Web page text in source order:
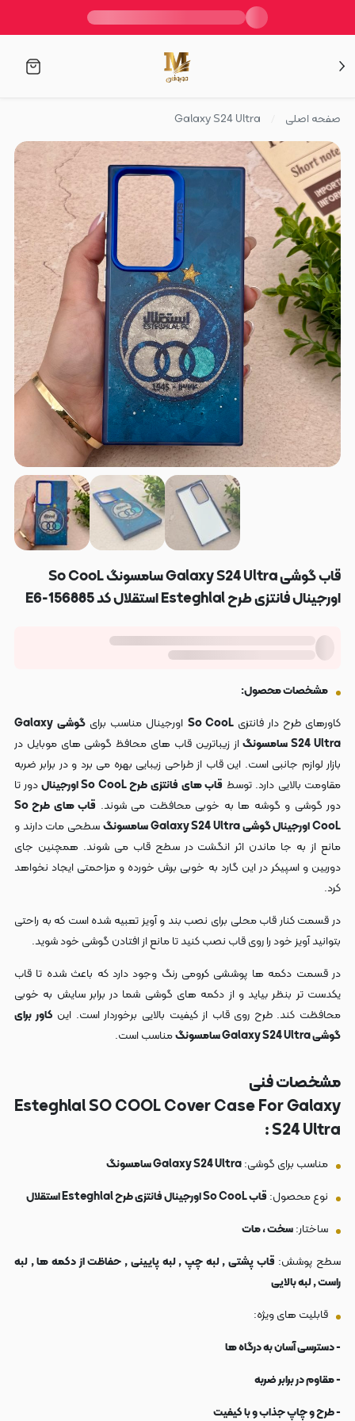
صفحه اصلی Galaxy S24 Ultra
قاب گوشی Galaxy S24 Ultra سامسونگ So CooL
اورجینال فانتزی طرح Esteghlal استقلال کد E6-156885
مشخصات محصول:
کاورهای طرح دار فانتزیSo CooL اورجینال مناسب برای گوشی Galaxy
S24 Ultra سامسونگ
از زیباترین قاب های محافظ گوشی های موبایل در
بازار لوازم جانبی است. این قاب از طراحی زیبایی بهره می برد و در برابر ضربه
مقاومت بالایی دارد. توسط قاب های فانتزی طرح So CooL اورجینال
دور تا
دور گوشی و گوشه ها به خوبی محافظت می شوند.
قاب های طرح So
CooL اورجینال گوشی Galaxy S24 Ultra سامسونگ
سطحی مات دارند و
مانع از به جا ماندن اثر انگشت در سطح قاب می شوند. همچنین جای
دوربین و اسپیکر در این گارد به خوبی برش خورده و مزاحمتی ایجاد نخواهد
کرد.
در قسمت کنار قاب محلی برای نصب بند و آویز تعبیه شده است که به راحتی
بتوانید آویز خود را روی قاب نصب کنید تا مانع از افتادن گوشی خود شوید.
در قسمت دکمه ها پوششی کرومی رنگ وجود دارد که باعث شده تا قاب
یکدست تر بنظر بیاید و از دکمه های گوشی شما در برابر سایش به خوبی
محافظت کند. طرح روی قاب از کیفیت بالایی برخوردار است. این کاور برای
گوشی Galaxy S24 Ultra سامسونگ
مناسب است.
مشخصات فنی
Esteghlal SO COOL Cover Case For Galaxy
S24 Ultra :
مناسب برای گوشی:Galaxy S24 Ultra سامسونگ
نوع محصول: قاب So CooL اورجینال فانتزی طرح Esteghlal استقلال
ساختار:سخت ، مات
سطح پوشش: قاب پشتی , لبه چپ , لبه پایینی , حفاظت از دکمه ها , لبه
راست , لبه بالایی
قابلیت های ویژه:
- دسترسی آسان به درگاه ها
- مقاوم در برابر ضربه
- طرح و چاپ جذاب و با کیفیت